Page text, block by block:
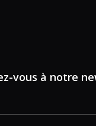
vous à notre